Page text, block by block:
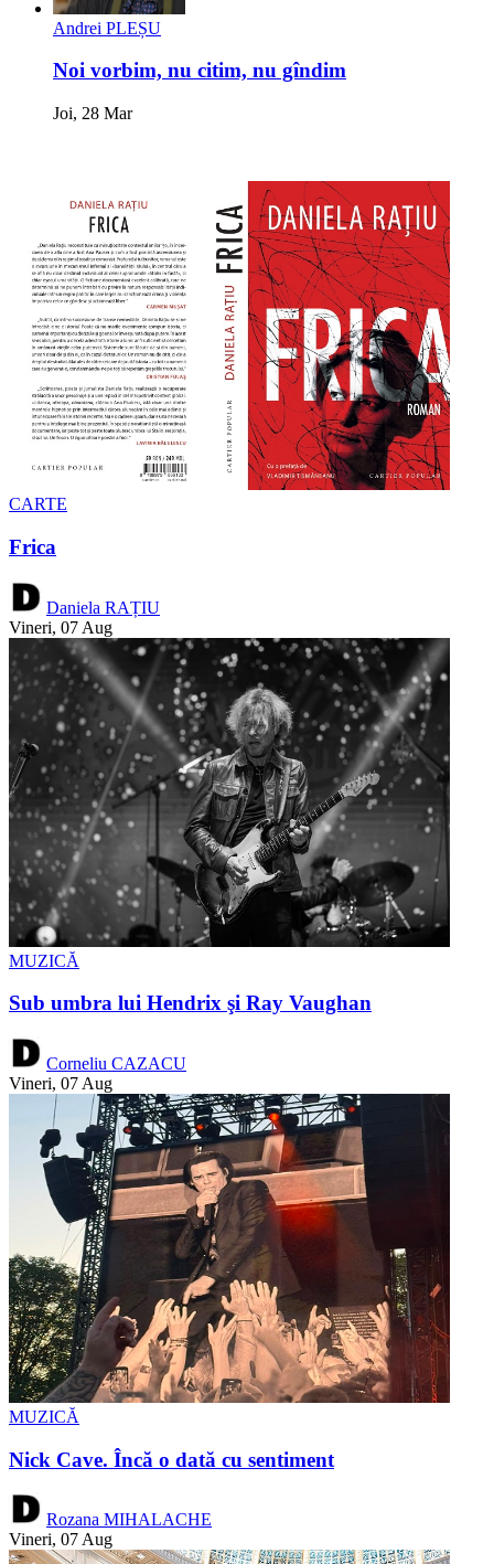
Andrei PLEȘU
Noi vorbim, nu citim, nu gîndim
Joi, 28 Mar
CARTE
Frica
Daniela RAȚIU
Vineri, 07 Aug
MUZICĂ
Sub umbra lui Hendrix şi Ray Vaughan
Corneliu CAZACU
Vineri, 07 Aug
MUZICĂ
Nick Cave. Încă o dată cu sentiment
Rozana MIHALACHE
Vineri, 07 Aug